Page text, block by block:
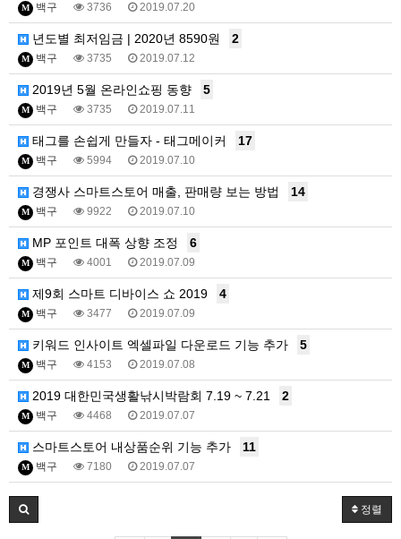
M 백구 3736 2019.07.20
년도별 최저임금 | 2020년 8590원 2
M 백구 3735 2019.07.12
2019년 5월 온라인쇼핑 동향 5
M 백구 3735 2019.07.11
태그를 손쉽게 만들자 - 태그메이커 17
M 백구 5994 2019.07.10
경쟁사 스마트스토어 매출, 판매량 보는 방법 14
M 백구 9922 2019.07.10
MP 포인트 대폭 상향 조정 6
M 백구 4001 2019.07.09
제9회 스마트 디바이스 쇼 2019 4
M 백구 3477 2019.07.09
키워드 인사이트 엑셀파일 다운로드 기능 추가 5
M 백구 4153 2019.07.08
2019 대한민국생활낚시박람회 7.19 ~ 7.21 2
M 백구 4468 2019.07.07
스마트스토어 내상품순위 기능 추가 11
M 백구 7180 2019.07.07
정렬